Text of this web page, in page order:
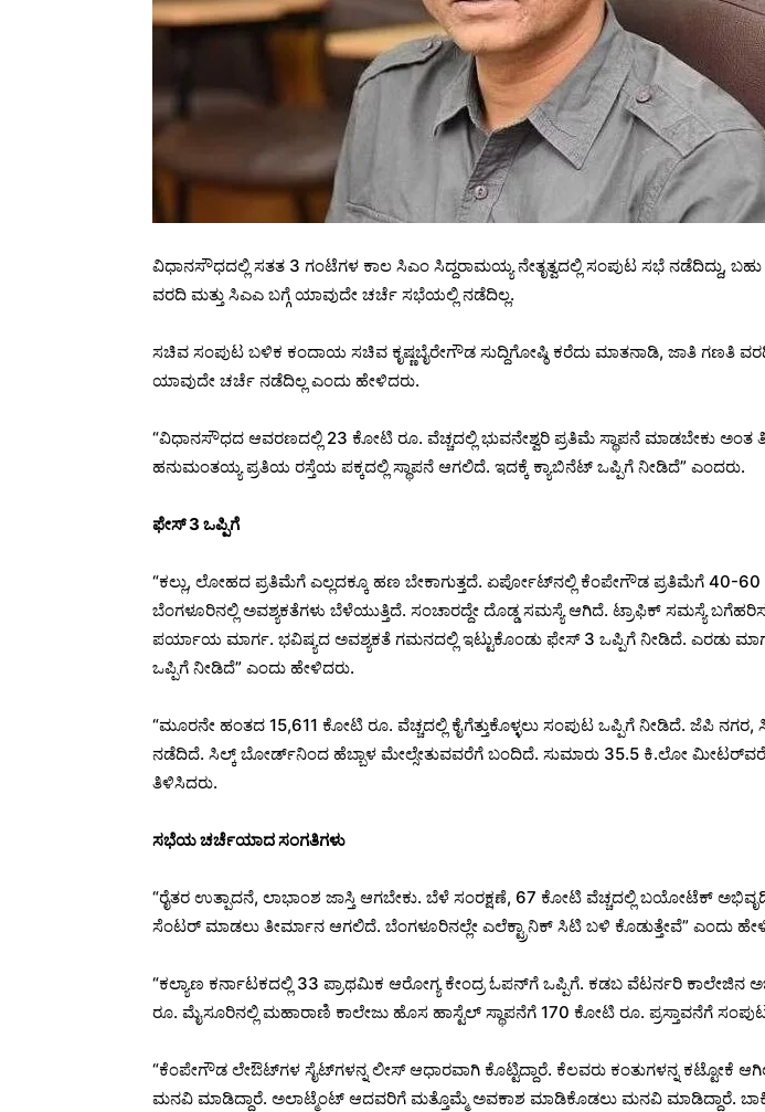
ವಿಧಾನಸೌಧದಲ್ಲಿ ಸತತ 3 ಗಂಟೆಗಳ ಕಾಲ ಸಿಎಂ ಸಿದ್ದರಾಮಯ್ಯ ನೇತೃತ್ವದಲ್ಲಿ ಸಂಪುಟ ಸಭೆ ನಡೆದಿದ್ದು, ಬಹು
ವರದಿ ಮತ್ತು ಸಿಎಎ ಬಗ್ಗೆ ಯಾವುದೇ ಚರ್ಚೆ ಸಭೆಯಲ್ಲಿ ನಡೆದಿಲ್ಲ.
ಸಚಿವ ಸಂಪುಟ ಬಳಿಕ ಕಂದಾಯ‌ ಸಚಿವ ಕೃಷ್ಣಬೈರೇಗೌಡ ಸುದ್ದಿಗೋಷ್ಠಿ ಕರೆದು ಮಾತನಾಡಿ, ಜಾತಿ ಗಣತಿ
ಯಾವುದೇ ಚರ್ಚೆ ನಡೆದಿಲ್ಲ ಎಂದು ಹೇಳಿದರು.
“ವಿಧಾನಸೌಧದ ಆವರಣದಲ್ಲಿ 23 ಕೋಟಿ‌ ರೂ. ವೆಚ್ಚದಲ್ಲಿ‌ ಭುವನೇಶ್ವರಿ ಪ್ರತಿಮೆ ಸ್ಥಾಪನೆ ಮಾಡಬೇಕು
ಹನುಮಂತಯ್ಯ ಪ್ರತಿಯ ರಸ್ತೆಯ ಪಕ್ಕದಲ್ಲಿ‌ ಸ್ಥಾಪನೆ ಆಗಲಿದೆ. ಇದಕ್ಕೆ ಕ್ಯಾಬಿನೆಟ್ ಒಪ್ಪಿಗೆ ನೀಡಿದೆ” ಎಂದರು.
ಫೇಸ್ 3 ಒಪ್ಪಿಗೆ
“ಕಲ್ಲು, ಲೋಹದ ಪ್ರತಿಮೆಗೆ ಎಲ್ಲದಕ್ಕೂ ಹಣ ಬೇಕಾಗುತ್ತದೆ. ಏರ್ಪೋಟ್​​ನಲ್ಲಿ ಕೆಂಪೇಗೌಡ ಪ್ರತಿಮೆಗೆ 40-60
ಬೆಂಗಳೂರಿನಲ್ಲಿ ಅವಶ್ಯಕತೆಗಳು ಬೆಳೆಯುತ್ತಿದೆ. ಸಂಚಾರದ್ದೇ ದೊಡ್ಡ ಸಮಸ್ಯೆ ಆಗಿದೆ. ಟ್ರಾಫಿಕ್‌ ಸಮಸ್ಯೆ
ಪರ್ಯಾಯ ಮಾರ್ಗ. ಭವಿಷ್ಯದ ಅವಶ್ಯಕತೆ ಗಮನದಲ್ಲಿ ಇಟ್ಟುಕೊಂಡು‌ ಫೇಸ್ 3 ಒಪ್ಪಿಗೆ ನೀಡಿದೆ. ಎರಡು
ಒಪ್ಪಿಗೆ ನೀಡಿದೆ” ಎಂದು ಹೇಳಿದರು.
“ಮೂರನೇ ಹಂತದ 15,611 ಕೋಟಿ‌ ರೂ. ವೆಚ್ಚದಲ್ಲಿ‌ ಕೈಗೆತ್ತುಕೊಳ್ಳಲು‌ ಸಂಪುಟ ಒಪ್ಪಿಗೆ ನೀಡಿದೆ. ಜೆಪಿ
ನಡೆದಿದೆ. ಸಿಲ್ಕ್ ಬೋರ್ಡ್​​ನಿಂದ ಹೆಬ್ಬಾಳ ಮೇಲ್ಸೇತುವವರೆಗೆ ಬಂದಿದೆ. ಸುಮಾರು 35.5 ಕಿ.ಲೋ
ತಿಳಿಸಿದರು.
ಸಭೆಯ ಚರ್ಚೆಯಾದ ಸಂಗತಿಗಳು
“ರೈತರ ಉತ್ಪಾದನೆ, ಲಾಭಾಂಶ ಜಾಸ್ತಿ ಆಗಬೇಕು. ಬೆಳೆ ಸಂರಕ್ಷಣೆ, 67 ಕೋಟಿ‌ ವೆಚ್ಚದಲ್ಲಿ ಬಯೋಟೆಕ್
ಸೆಂಟರ್ ಮಾಡಲು‌ ತೀರ್ಮಾನ ಆಗಲಿದೆ. ಬೆಂಗಳೂರಿನಲ್ಲೇ ಎಲೆಕ್ಟ್ರಾನಿಕ್‌ ಸಿಟಿ ಬಳಿ ಕೊಡುತ್ತೇವೆ” ಎಂದು
“ಕಲ್ಯಾಣ ಕರ್ನಾಟಕದಲ್ಲಿ 33 ಪ್ರಾಥಮಿಕ ಆರೋಗ್ಯ ಕೇಂದ್ರ ಓಪನ್​​ಗೆ ಒಪ್ಪಿಗೆ. ಕಡಬ ವೆಟರ್ನರಿ‌ ಕಾಲೇಜಿನ
ರೂ. ಮೈಸೂರಿನಲ್ಲಿ ಮಹಾರಾಣಿ ಕಾಲೇಜು ಹೊಸ ಹಾಸ್ಟೆಲ್​ ಸ್ಥಾಪನೆಗೆ 170 ಕೋಟಿ ರೂ. ಪ್ರಸ್ತಾವನೆಗೆ
“ಕೆಂಪೇಗೌಡ ಲೇಔಟ್​ಗಳ ಸೈಟ್​​ಗಳನ್ನ‌ ಲೀಸ್ ಆಧಾರವಾಗಿ ಕೊಟ್ಟಿದ್ದಾರೆ. ಕೆಲವರು ಕಂತುಗಳನ್ನ ಕಟ್ಟೋಕೆ
ಮನವಿ ಮಾಡಿದ್ದಾರೆ. ಅಲಾಟ್ಮೆಂಟ್ ಆದವರಿಗೆ ಮತ್ತೊಮ್ಮೆ ಅವಕಾಶ ಮಾಡಿಕೊಡಲು ಮನವಿ ಮಾಡಿದ್ದಾರೆ.